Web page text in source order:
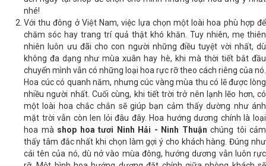
đến ngay tại shop để chọn cho mình những loại hoa ưng ý nhất
nhé!
Với thu đông ở Việt Nam, việc lựa chọn một loài hoa phù hợp để
chăm sóc hay trang trí quả thật khó khăn. Tuy nhiên, mẹ thiên
nhiên luôn ưu đãi cho con người những điều tuyệt vời nhất, dù
không đa dạng như mùa xuân hay hè, khi mà thời tiết bắt đầu
chuyển mình vẫn có những loại hoa rực rỡ theo cách riêng của nó.
Hoa cúc có quanh năm, nhưng cúc vàng mùa thu có lẽ được lòng
nhiều người nhất. Cuối cùng, khi tiết trời trở nên lạnh lẽo hơn, có
một loài hoa chắc chắn sẽ giúp bạn cảm thấy dường như ánh
mặt trời vẫn còn len lỏi đâu đây. Hoa hướng dương chính là loại
hoa mà
shop hoa tươi Ninh Hải - Ninh Thuậnchúng tôi cảm
thấy tâm đắc nhất khi chọn làm gợi ý cho khách hàng. Đúng như
cái tên của nó, dù nở vào mùa đông, hướng dương vẫn luôn rực